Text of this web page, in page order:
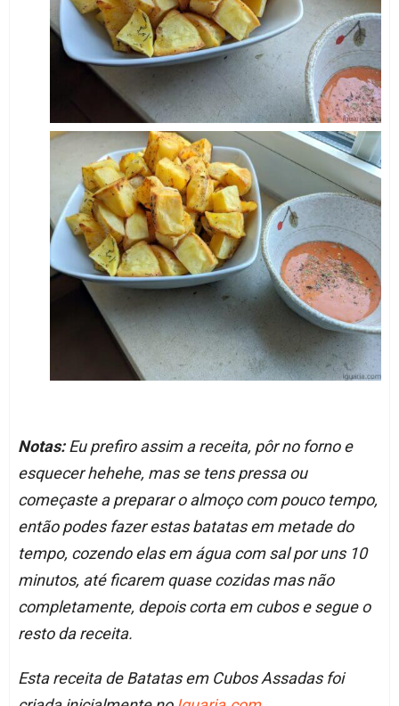
Notas:Eu prefiro assim a receita, pôr no forno e
esquecer hehehe, mas se tens pressa ou
começaste a preparar o almoço com pouco tempo,
então podes fazer estas batatas em metade do
tempo, cozendo elas em água com sal por uns 10
minutos, até ficarem quase cozidas mas não
completamente, depois corta em cubos e segue o
resto da receita.
Esta receita de Batatas em Cubos Assadas foi